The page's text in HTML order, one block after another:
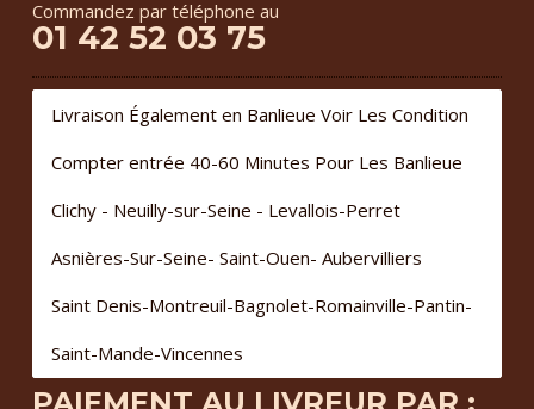
Commandez par téléphone au
01 42 52 03 75
Livraison Également en Banlieue Voir Les Condition
Compter entrée 40-60 Minutes Pour Les Banlieue
Clichy - Neuilly-sur-Seine - Levallois-Perret
Asnières-Sur-Seine- Saint-Ouen- Aubervilliers
Saint Denis-Montreuil-Bagnolet-Romainville-Pantin-
Saint-Mande-Vincennes